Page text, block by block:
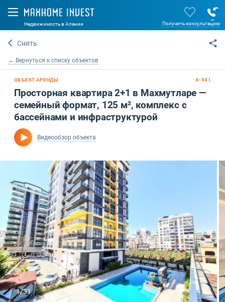
Недвижимость в Алании Получить консультацию
Снять
← Вернуться к списку объектов
ОБЪЕКТ АРЕНДЫ A-541
Просторная квартира 2+1 в Махмутларе —
семейный формат, 125 м², комплекс с
бассейнами и инфраструктурой
Видеообзор объекта
1/31